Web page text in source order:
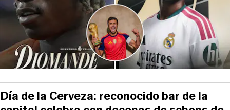
Día de la Cerveza: reconocido bar de la